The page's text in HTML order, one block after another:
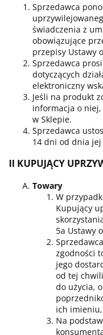
Sprzedawca
świadczenia z
obowiązujące
przepisy Ustawy
Sprzedawca
dotyczących
elektroniczny
Jeśli na produkt
informacja o
w Sklepie.
Sprzedawca
14 dni od dnia
II KUPUJĄCY
Towary
W
Kupujący
5a Ustawy
zgodności
jego
od tej
do użycia,
ich imieniu,
Na